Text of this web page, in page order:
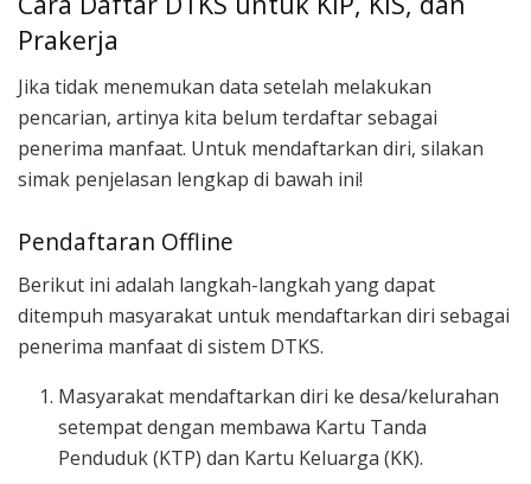
Prakerja
Jika tidak menemukan data setelah melakukan
pencarian, artinya kita belum terdaftar sebagai
penerima manfaat. Untuk mendaftarkan diri, silakan
simak penjelasan lengkap di bawah ini!
Pendaftaran Offline
Berikut ini adalah langkah-langkah yang dapat
ditempuh masyarakat untuk mendaftarkan diri sebagai
penerima manfaat di sistem DTKS.
Masyarakat mendaftarkan diri ke desa/kelurahan
setempat dengan membawa Kartu Tanda
Penduduk (KTP) dan Kartu Keluarga (KK).